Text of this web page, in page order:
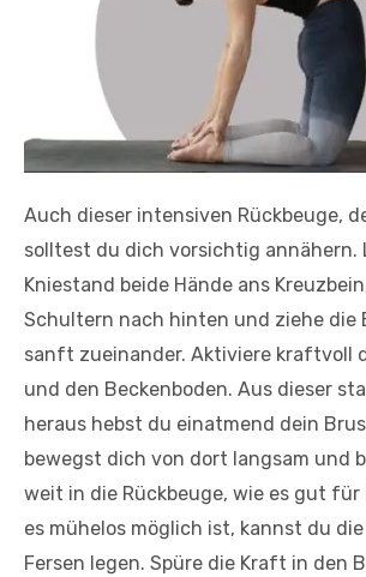
Auch dieser intensiven Rückbeuge,
solltest du dich vorsichtig annähern.
Kniestand beide Hände ans
Schultern nach hinten und ziehe die
sanft zueinander. Aktiviere kraftvoll
und den Beckenboden. Aus dieser
heraus hebst du einatmend dein
bewegst dich von dort langsam und
weit in die Rückbeuge, wie es gut für
es mühelos möglich ist, kannst du
Fersen legen. Spüre die Kraft in den